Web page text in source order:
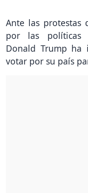
Ante las protestas
por las políticas
Donald Trump ha
votar por su país